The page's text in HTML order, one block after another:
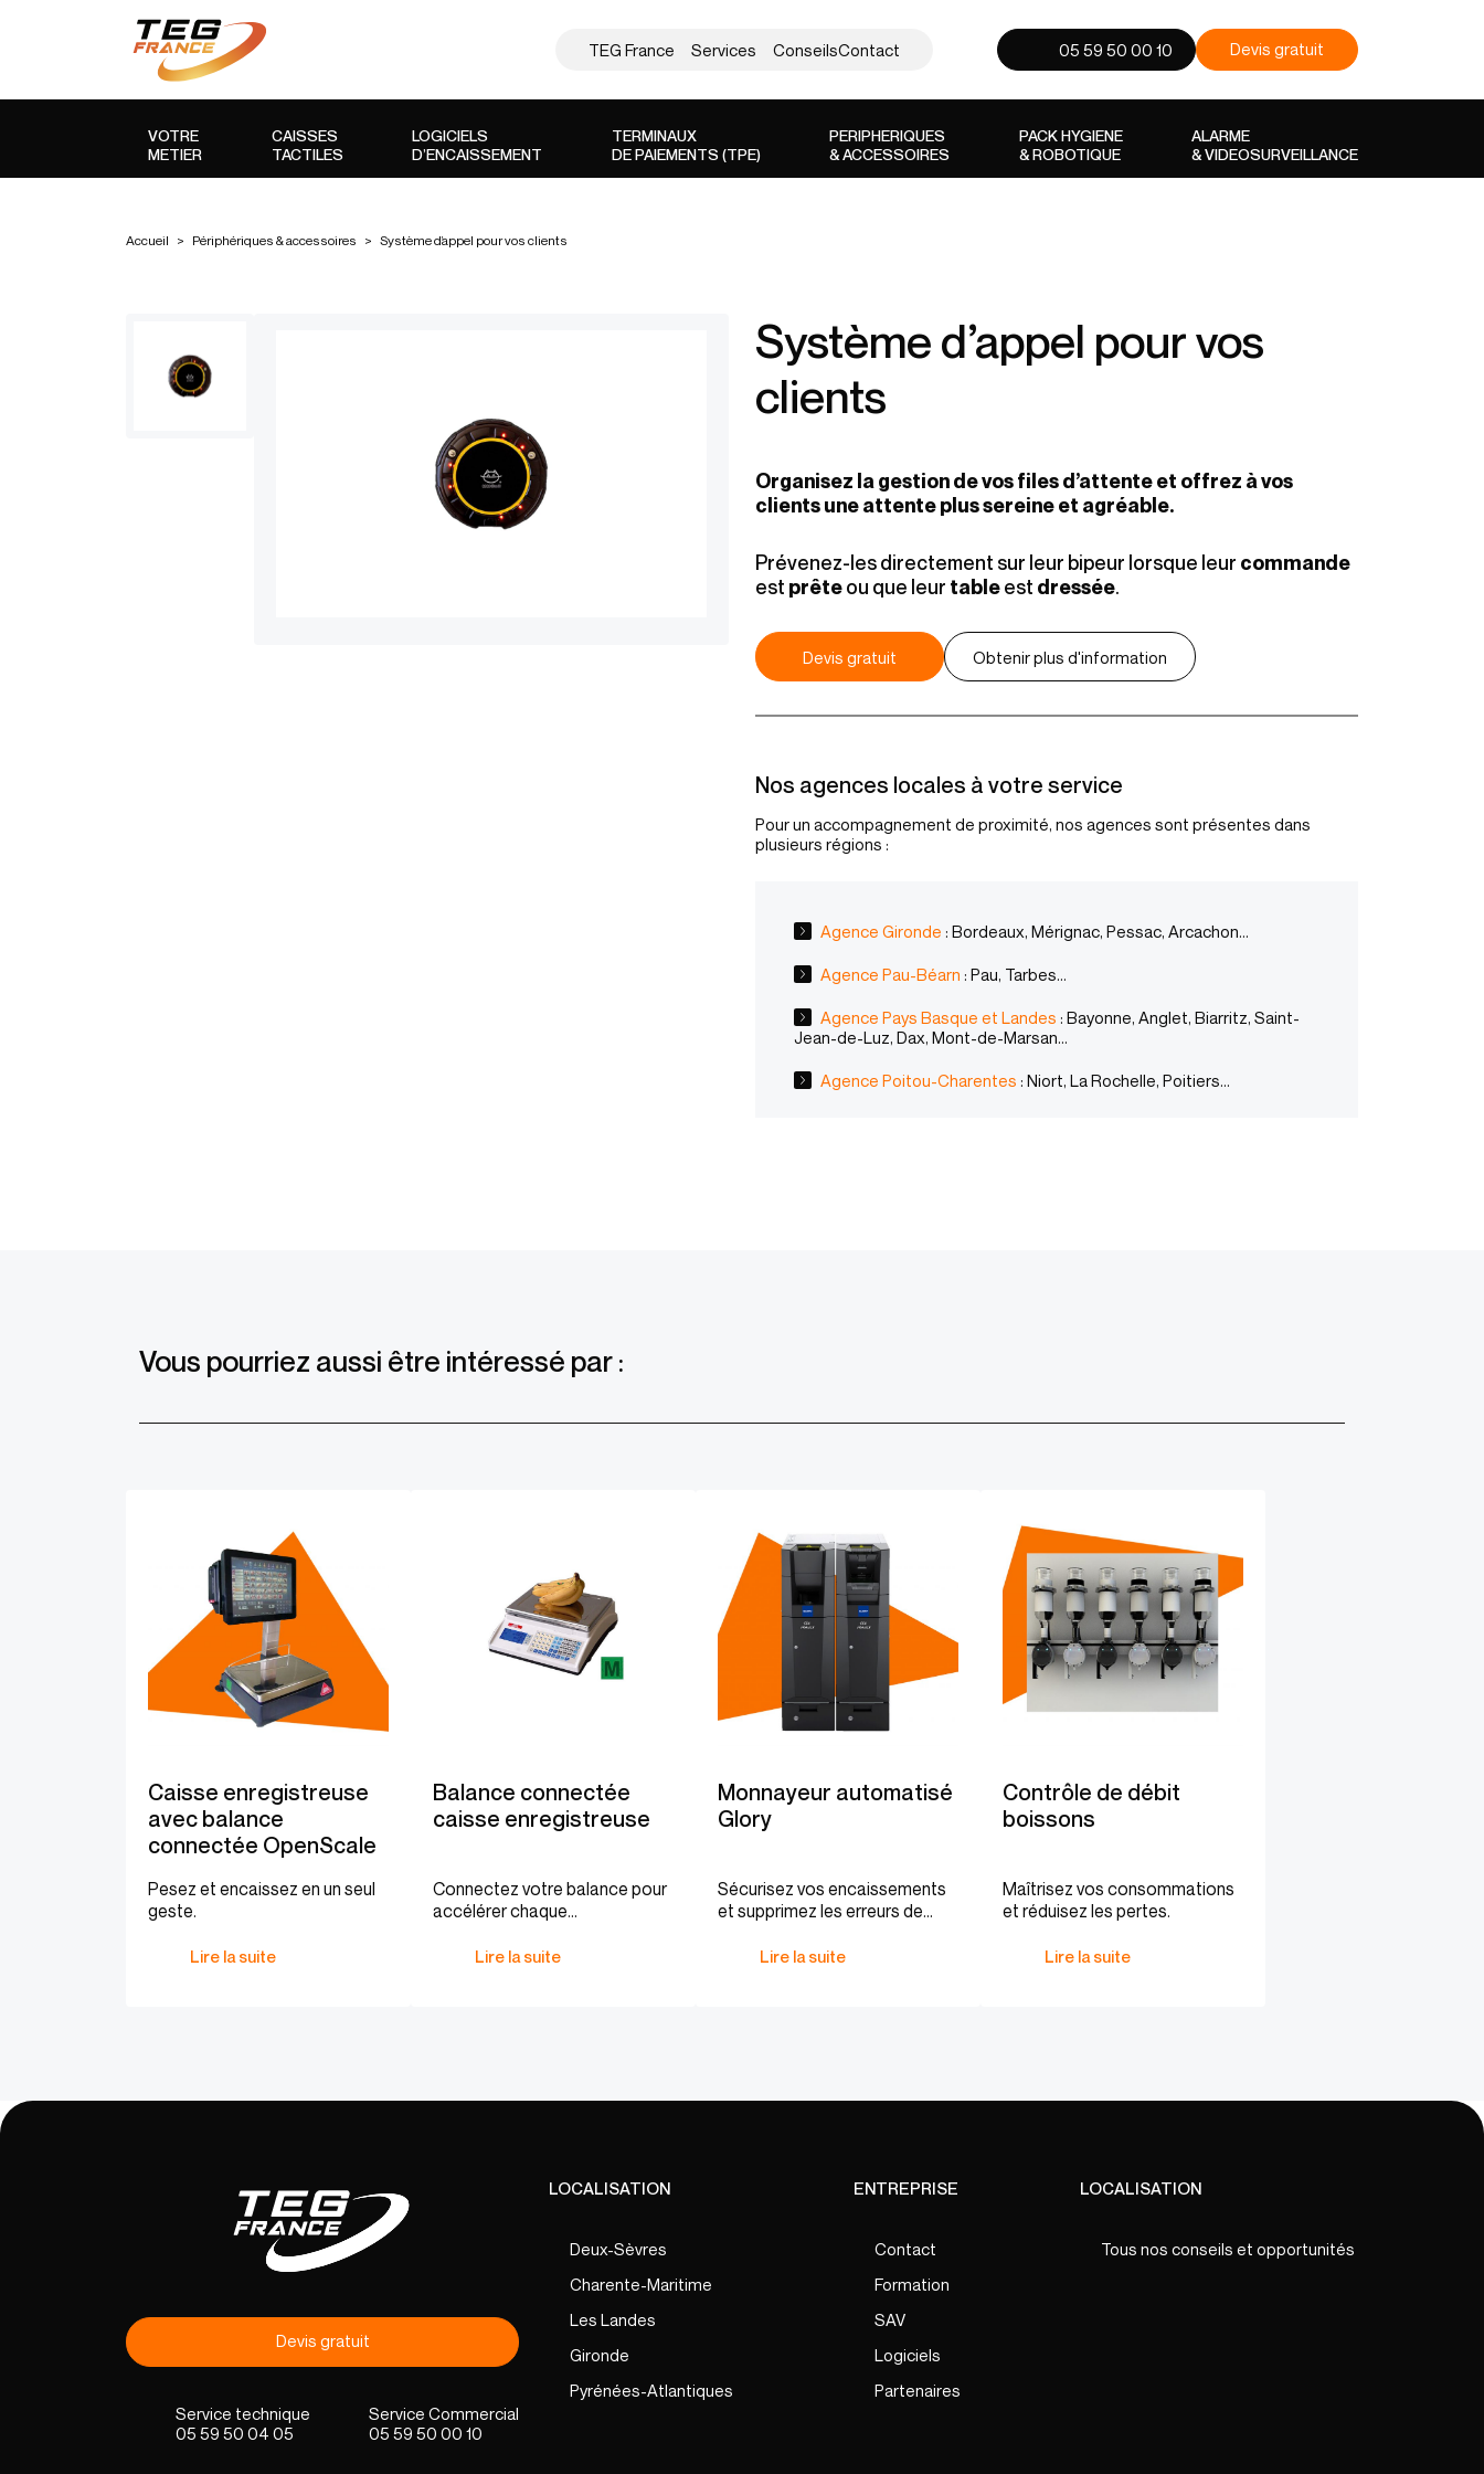
TEG France Services ConseilsContact 05 59 50 00 10 Devis gratuit
VOTRE
METIER
CAISSES
TACTILES
LOGICIELS
D’ENCAISSEMENT
TERMINAUX
DE PAIEMENTS (TPE)
PERIPHERIQUES
& ACCESSOIRES
PACK HYGIENE
& ROBOTIQUE
ALARME
& VIDEOSURVEILLANCE
Accueil > Périphériques & accessoires > Système d’appel pour vos clients
Système d’appel pour vos
clients
Organisez la gestion de vos files d’attente et offrez à vos
clients une attente plus sereine et agréable.
Prévenez-les directement sur leur bipeur lorsque leur commande
est prêteou que leur tableest dressée.
Devis gratuit Obtenir plus d'information
Nos agences locales à votre service
Pour un accompagnement de proximité, nos agences sont présentes dans
plusieurs régions :
Agence Gironde : Bordeaux, Mérignac, Pessac, Arcachon…
Agence Pau-Béarn : Pau, Tarbes…
Agence Pays Basque et Landes : Bayonne, Anglet, Biarritz, Saint-
Jean-de-Luz, Dax, Mont-de-Marsan…
Agence Poitou-Charentes : Niort, La Rochelle, Poitiers…
Vous pourriez aussi être intéressé par :
Caisse enregistreuse
avec balance
connectée OpenScale
Pesez et encaissez en un seul
geste.
Lire la suite
Balance connectée
caisse enregistreuse
Connectez votre balance pour
accélérer chaque
Lire la suite
Monnayeur automatisé
Glory
Sécurisez vos encaissements
et supprimez les erreurs de
Lire la suite
Contrôle de débit
boissons
Maîtrisez vos consommations
et réduisez les pertes.
Lire la suite
Devis gratuit
05 59 50 04 05
05 59 50 00 10
LOCALISATION
Deux-Sèvres
Charente-Maritime
Les Landes
Gironde
Pyrénées-Atlantiques
ENTREPRISE
Contact
Formation
SAV
Logiciels
Partenaires
LOCALISATION
Tous nos conseils et opportunités